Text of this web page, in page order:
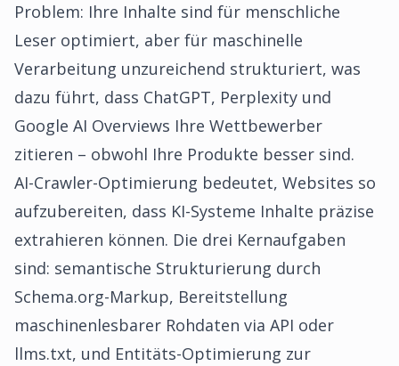
Problem: Ihre Inhalte sind für menschliche
Leser optimiert, aber für maschinelle
Verarbeitung unzureichend strukturiert, was
dazu führt, dass ChatGPT, Perplexity und
Google AI Overviews Ihre Wettbewerber
zitieren – obwohl Ihre Produkte besser sind.
AI-Crawler-Optimierung bedeutet, Websites so
aufzubereiten, dass KI-Systeme Inhalte präzise
extrahieren können. Die drei Kernaufgaben
sind: semantische Strukturierung durch
Schema.org-Markup, Bereitstellung
maschinenlesbarer Rohdaten via API oder
llms.txt, und Entitäts-Optimierung zur